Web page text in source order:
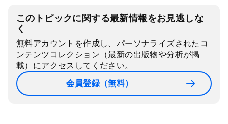
このトピックに関する最新情報をお見逃しな
く
無料アカウントを作成し、パーソナライズされたコ
ンテンツコレクション（最新の出版物や分析が掲
載）にアクセスしてください。
会員登録（無料）